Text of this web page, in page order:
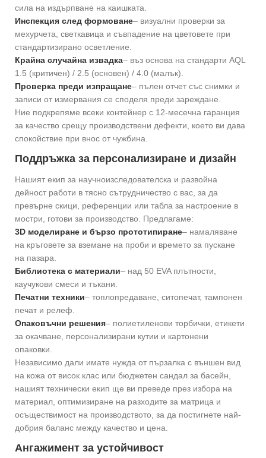
сила на издърпване на каишката.
Инспекция след формоване– визуални проверки за
мехурчета, светкавица и съвпадение на цветовете при
стандартизирано осветление.
Крайна случайна извадка– въз основа на стандарти AQL
1.5 (критичен) / 2.5 (основен) / 4.0 (малък).
Проверка преди изпращане– пълен отчет със снимки и
записи от измервания се споделя преди зареждане.
Ние подкрепяме всеки контейнер с 12-месечна гаранция
за качество срещу производствени дефекти, което ви дава
спокойствие при внос от чужбина.
Поддръжка за персонализиране и дизайн
Нашият екип за научноизследователска и развойна
дейност работи в тясно сътрудничество с вас, за да
превърне скици, референции или табла за настроение в
мостри, готови за производство. Предлагаме:
3D моделиране и бързо прототипиране– намаляване
на кръговете за вземане на проби и времето за пускане
на пазара.
Библиотека с материали– над 50 EVA плътности,
каучукови смеси и тъкани.
Печатни техники– топлопредаване, ситопечат, тампонен
печат и релеф.
Опаковъчни решения– полиетиленови торбички, етикети
за окачване, персонализирани кутии и картонени
опаковки.
Независимо дали имате нужда от пързалка с външен вид
на кожа от висок клас или бюджетен сандал за басейн,
нашият технически екип ще ви преведе през избора на
материал, оптимизиране на разходите за матрица и
осъществимост на производството, за да постигнете най-
добрия баланс между качество и цена.
Ангажимент за устойчивост